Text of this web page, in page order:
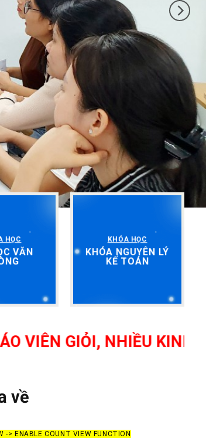
HỌC
VĂN
KHÓA HỌC
KHÓA NGUYÊN LÝ
KẾ TOÁN
NHIỀU KINH
về
-> ENABLE COUNT VIEW FUNCTION